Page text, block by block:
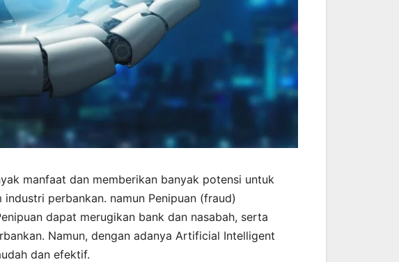
manfaat dan memberikan banyak potensi untuk
perbankan. namun Penipuan (fraud)
dapat merugikan bank dan nasabah, serta
Namun, dengan adanya Artificial Intelligent
dan efektif.